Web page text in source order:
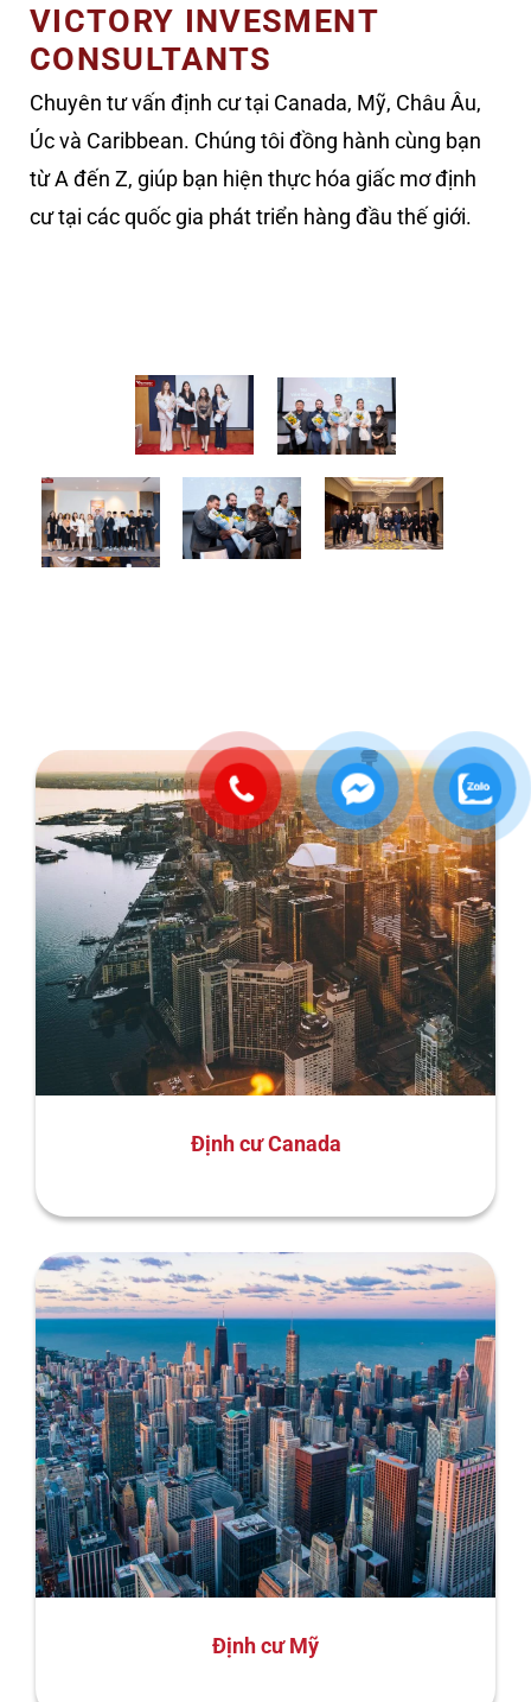
VICTORY INVESMENT
CONSULTANTS
Chuyên tư vấn định cư tại Canada, Mỹ, Châu Âu,
Úc và Caribbean. Chúng tôi đồng hành cùng bạn
từ A đến Z, giúp bạn hiện thực hóa giấc mơ định
cư tại các quốc gia phát triển hàng đầu thế giới.
Định cư Canada
Định cư Mỹ